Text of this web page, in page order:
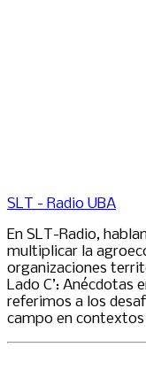
SLT - Radio UBA
En SLT-Radio,
multiplicar la
organizaciones
Lado C’: Anécdotas
referimos a los
campo en